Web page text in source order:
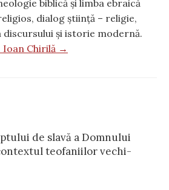
biblică și limba ebraică
dialog știință – religie,
discursului și istorie modernă.
Ioan Chirilă →
de slavă a Domnului
teofaniilor vechi-